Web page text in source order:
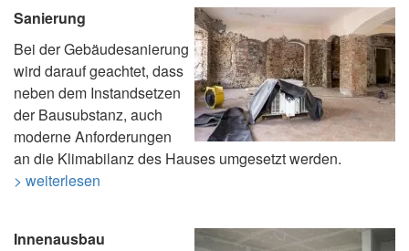
Sanierung
Bei der Gebäudesanierung
wird darauf geachtet, dass
neben dem Instandsetzen
der Bausubstanz, auch
moderne Anforderungen
an die Klimabilanz des Hauses umgesetzt werden.
> weiterlesen
Innenausbau